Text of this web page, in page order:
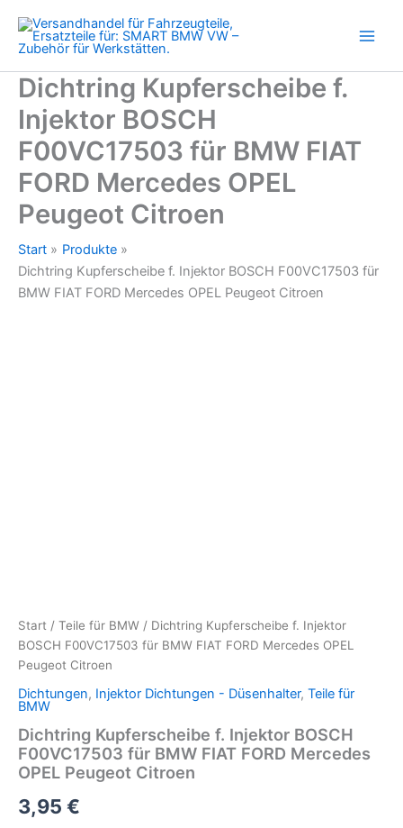
Inhalt
springen
Dichtring Kupferscheibe f.
Injektor BOSCH
F00VC17503 für BMW FIAT
FORD Mercedes OPEL
Peugeot Citroen
Start
Produkte
Dichtring Kupferscheibe f. Injektor BOSCH F00VC17503 für
BMW FIAT FORD Mercedes OPEL Peugeot Citroen
Start / Teile für BMW / Dichtring Kupferscheibe f. Injektor
BOSCH F00VC17503 für BMW FIAT FORD Mercedes OPEL
Peugeot Citroen
Dichtungen, Injektor Dichtungen - Düsenhalter, Teile für
BMW
Dichtring Kupferscheibe f. Injektor BOSCH
F00VC17503 für BMW FIAT FORD Mercedes
OPEL Peugeot Citroen
3,95 €
für
BMW
FIAT
FORD
Mercedes
OPEL
Peugeot
Citroen